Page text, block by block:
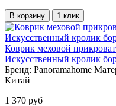
В корзину 1 клик
Коврик меховой
Искусственный кролик
Бренд: Panoramahome
Китай
1 370 руб